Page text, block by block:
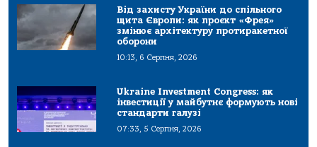
Від захисту України до спільного
щита Європи: як проєкт «Фрея»
змінює архітектуру протиракетної
оборони
10:13, 6 Серпня, 2026
Ukraine Investment Congress: як
інвестиції у майбутнє формують нові
стандарти галузі
07:33, 5 Серпня, 2026